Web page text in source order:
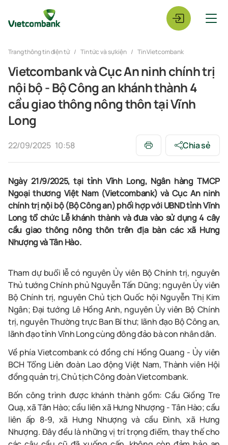
Trang thông tin điện tử Tin tức và sự kiện Tin Vietcombank
Vietcombank và Cục An ninh chính trị
nội bộ - Bộ Công an khánh thành 4
cầu giao thông nông thôn tại Vĩnh
Long
22/09/2025 10:58 Chia sẻ
Ngày 21/9/2025, tại tỉnh Vĩnh Long, Ngân hàng TMCP
Ngoại thương Việt Nam (Vietcombank) và Cục An ninh
chính trị nội bộ (Bộ Công an) phối hợp với UBND tỉnh Vĩnh
Long tổ chức Lễ khánh thành và đưa vào sử dụng 4 cây
cầu giao thông nông thôn trên địa bàn các xã Hưng
Nhượng và Tân Hào.
Tham dự buổi lễ có nguyên Ủy viên Bộ Chính trị, nguyên
Thủ tướng Chính phủ Nguyễn Tấn Dũng; nguyên Ủy viên
Bộ Chính trị, nguyên Chủ tịch Quốc hội Nguyễn Thị Kim
Ngân; Đại tướng Lê Hồng Anh, nguyên Ủy viên Bộ Chính
trị, nguyên Thường trực Ban Bí thư; lãnh đạo Bộ Công an,
lãnh đạo tỉnh Vĩnh Long cùng đông đảo bà con nhân dân.
Về phía Vietcombank có đồng chí Hồng Quang - Ủy viên
BCH Tổng Liên đoàn Lao động Việt Nam, Thành viên Hội
đồng quản trị, Chủ tịch Công đoàn Vietcombank.
Bốn công trình được khánh thành gồm: Cầu Giồng Tre
Quạ, xã Tân Hào; cầu liên xã Hưng Nhượng - Tân Hào; cầu
liên ấp 8-9, xã Hưng Nhượng và cầu Đình, xã Hưng
Nhượng. Đây đều là những vị trí trọng điểm, thay thế cho